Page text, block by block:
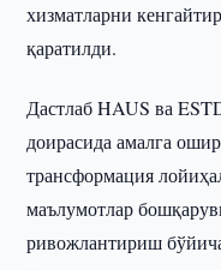
хизматларни
қаратилди.
Дастлаб HAUS ва
доирасида амалга
трансформация
маълумотлар
ривожлантириш